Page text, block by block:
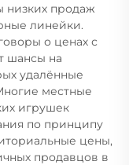
низких продаж
линейки.
о ценах с
шансы на
удалённые
местные
игрушек
по принципу
цены,
продавцов в